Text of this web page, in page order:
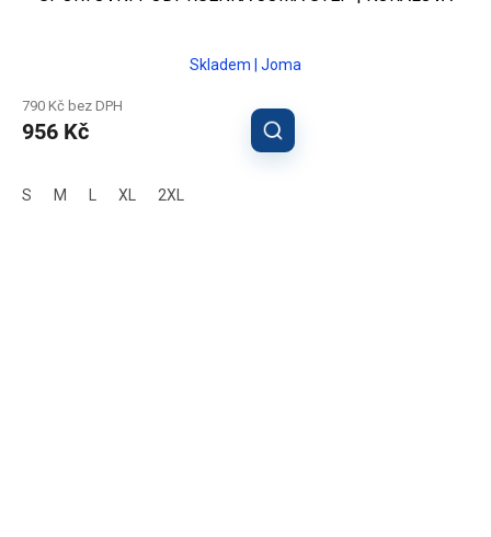
Skladem | Joma
790 Kč bez DPH
956 Kč
S M XL 2XL